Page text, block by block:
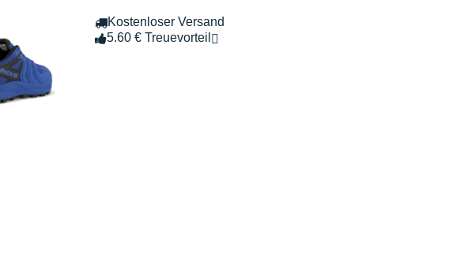
Kostenloser Versand
5.60 € Treuevorteil